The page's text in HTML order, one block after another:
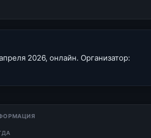
2026, онлайн. Организатор: